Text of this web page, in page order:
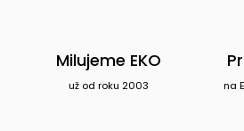
Milujeme EKO
už od roku 2003 na